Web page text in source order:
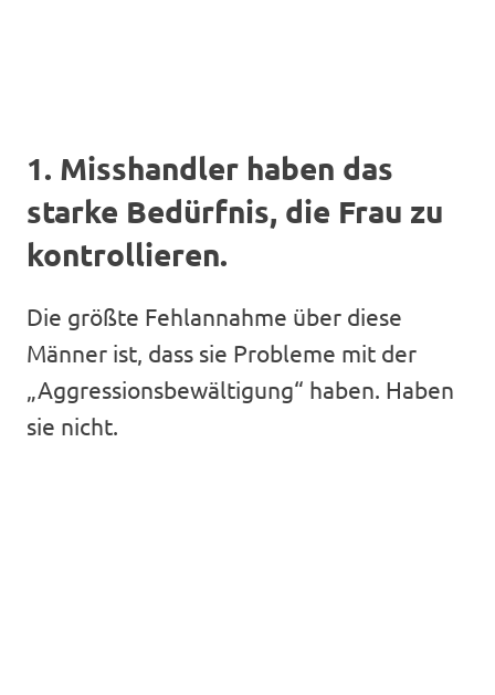
1. Misshandler haben das
starke Bedürfnis, die Frau zu
kontrollieren.
Die größte Fehlannahme über diese
Männer ist, dass sie Probleme mit der
„Aggressionsbewältigung“ haben. Haben
sie nicht.